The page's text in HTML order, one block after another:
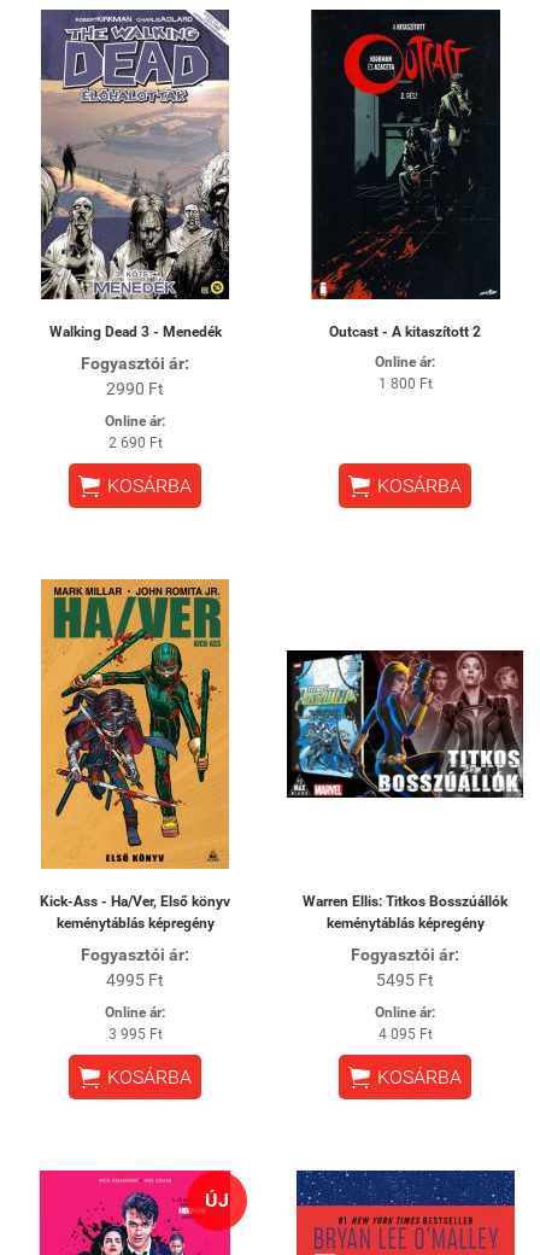
Walking Dead 3 - Menedék
Fogyasztói ár:
2990 Ft
Online ár:
2 690 Ft
 KOSÁRBA
Outcast - A kitaszított 2
Online ár:
1 800 Ft
 KOSÁRBA
Kick-Ass - Ha/Ver, Első könyv
keménytáblás képregény
Fogyasztói ár:
4995 Ft
Online ár:
3 995 Ft
 KOSÁRBA
Warren Ellis: Titkos Bosszúállók
keménytáblás képregény
Fogyasztói ár:
5495 Ft
Online ár:
4 095 Ft
 KOSÁRBA
ÚJ